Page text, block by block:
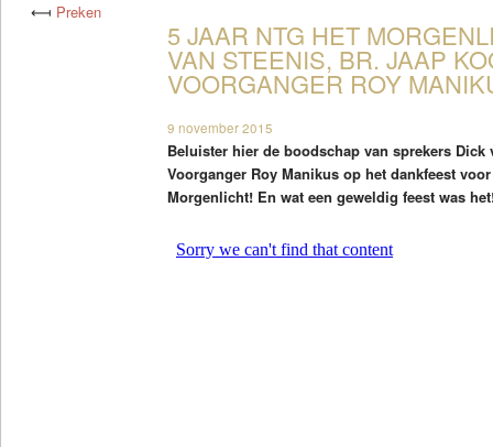
⟻ Preken
5 JAAR NTG HET
VAN STEENIS, BR. JAAP
VOORGANGER ROY
9 november 2015
Beluister hier de boodschap van sprekers Dick
Voorganger Roy Manikus op het dankfeest
Morgenlicht! En wat een geweldig feest was